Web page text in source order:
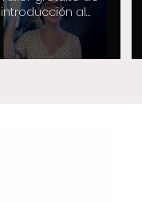
introducción al
Mindfulness